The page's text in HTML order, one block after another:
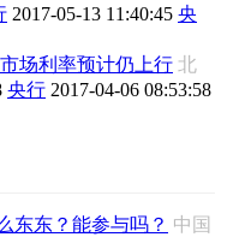
2017-05-13 11:40:45 央
场利率预计仍上行 北
央行 2017-04-06 08:53:58
东东？能参与吗？ 中国